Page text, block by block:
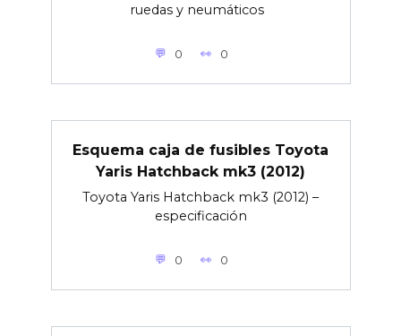
ruedas y neumáticos
0 0
Esquema caja de fusibles Toyota
Yaris Hatchback mk3 (2012)
Toyota Yaris Hatchback mk3 (2012) –
especificación
0 0